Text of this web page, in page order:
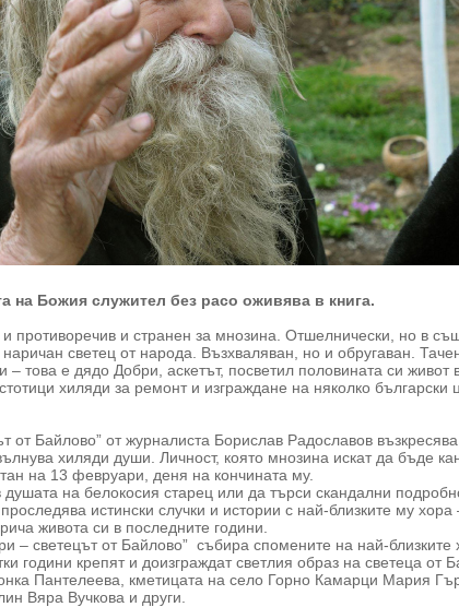
на Божия служител без расо оживява в книга.
противоречив и странен за мнозина. Отшелнически, но в
светец от народа. Възхваляван, но и обругаван.
– това е дядо Добри, аскетът, посветил половината си живот
хиляди за ремонт и изграждане на няколко български
от Байлово” от журналиста Борислав Радославов
хиляди души. Личност, която мнозина искат да бъде
на 13 февруари, деня на кончината му.
душата на белокосия старец или да търси скандални
истински случки и истории с най-близките му хора
живота си в последните години.
– светецът от Байлово” събира спомените на най-близките
години крепят и доизграждат светлия образ на светеца от
Пантелеева, кметицата на село Горно Камарци Мария
Вяра Вучкова и други.